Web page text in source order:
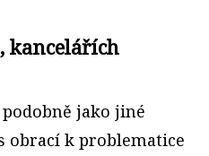
kancelářích
jako jiné
obrací k problematice